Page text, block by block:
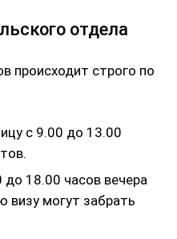
отдела
происходит строго по
с 9.00 до 13.00
18.00 часов вечера
визу могут забрать